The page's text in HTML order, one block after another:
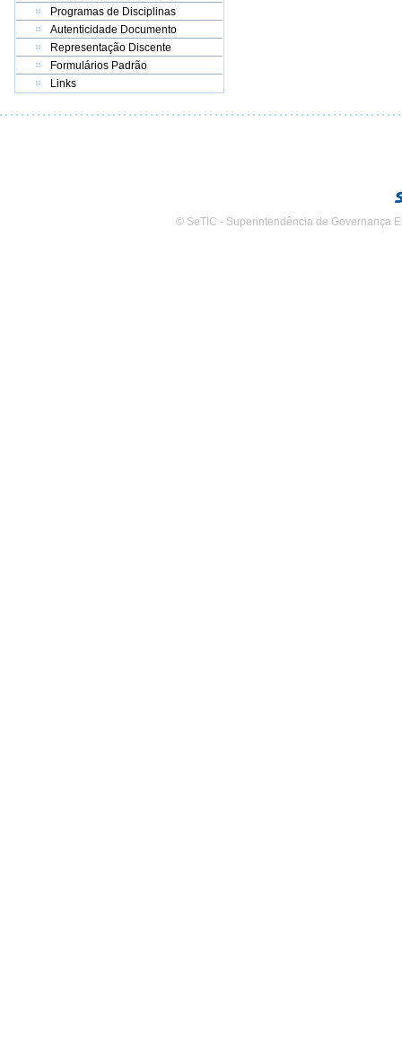
Programas de Disciplinas
Autenticidade Documento
Representação Discente
Formulários Padrão
Links
© SeTIC - Superintendência de Governança